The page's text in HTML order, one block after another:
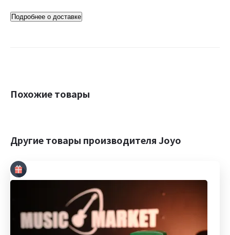
Подробнее о доставке
Похожие товары
Другие товары производителя Joyo